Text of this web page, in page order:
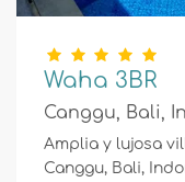
Waha 3BR
Canggu, Bali,
Amplia y lujosa
Canggu, Bali,